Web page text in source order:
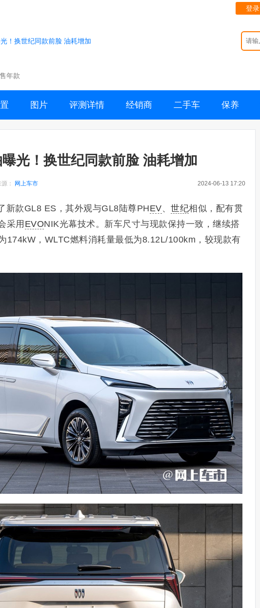
登录
！换世纪同款前脸 油耗增加
年款
图片 评测详情 经销商 二手车 保养
光！换世纪同款前脸 油耗增加
： 网上车市 2024-06-13 17:20
新款GL8 ES，其外观与GL8陆尊PHEV、 世纪相似，配有贯
采用 EVONIK光幕技术。新车尺寸与现款保持一致，继续搭
174kW，WLTC燃料消耗量最低为8.12L/100km，较现款有